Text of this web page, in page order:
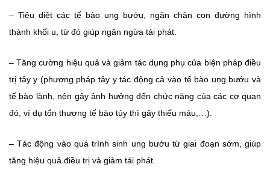
– Tiêu diệt các tế bào ung bướu, ngăn chặn con đường hình
thành khối u, từ đó giúp ngăn ngừa tái phát.
– Tăng cường hiệu quả và giảm tác dụng phụ của biện pháp điều
trị tây y (phương pháp tây y tác động cả vào tế bào ung bướu và
tế bào lành, nên gây ảnh hưởng đến chức năng của các cơ quan
đó, ví dụ tổn thương tế bào tủy thì gây thiếu máu,…).
– Tác động vào quá trình sinh ung bướu từ giai đoạn sớm, giúp
tăng hiệu quả điều trị và giảm tái phát.